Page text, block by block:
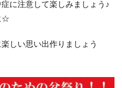
に注意して楽しみましょう♪
☆
しい思い出作りましょう